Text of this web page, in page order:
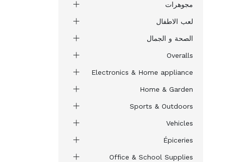
مجوهرات
لعب الاطفال
الصحة و الجمال
Overalls
Electronics & Home appliance
Home & Garden
Sports & Outdoors
Vehicles
Épiceries
Office & School Supplies